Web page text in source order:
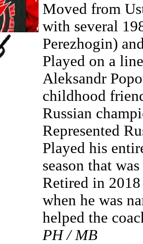
Moved from
with several
Perezhogin)
Played on a
Aleksandr
childhood
Russian
Represented
Played his
season that
Retired in
when he was
helped the
PH / MB